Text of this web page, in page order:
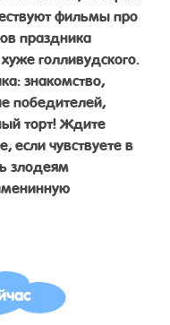
фильмы про
праздника
голливудского.
знакомство,
победителей,
торт! Ждите
если чувствуете в
злодеям